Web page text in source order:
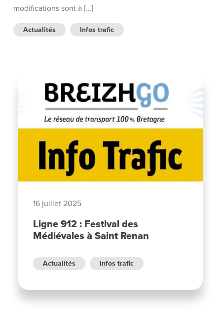
modifications sont à […]
Actualités Infos trafic
16 juillet 2025
Ligne 912 : Festival des
Médiévales à Saint Renan
Actualités Infos trafic